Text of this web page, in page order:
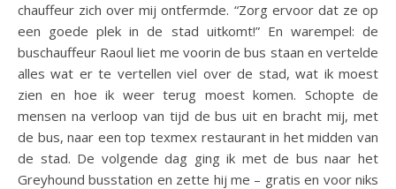
chauffeur zich over mij ontfermde. “Zorg ervoor dat ze op
een goede plek in de stad uitkomt!” En warempel: de
buschauffeur Raoul liet me voorin de bus staan en vertelde
alles wat er te vertellen viel over de stad, wat ik moest
zien en hoe ik weer terug moest komen. Schopte de
mensen na verloop van tijd de bus uit en bracht mij, met
de bus, naar een top texmex restaurant in het midden van
de stad. De volgende dag ging ik met de bus naar het
Greyhound busstation en zette hij me – gratis en voor niks